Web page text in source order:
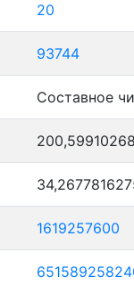
20
93744
Составное
1619257600